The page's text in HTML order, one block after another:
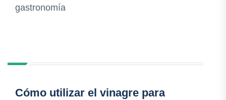
gastronomía
Cómo utilizar el vinagre para